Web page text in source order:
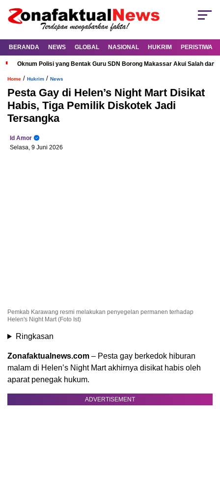
BERANDA NEWS GLOBAL NASIONAL HUKRIM PERISTIWA
Oknum Polisi yang Bentak Guru SDN Borong Makassar Akui Salah dan
Home / Hukrim / News
Pesta Gay di Helen’s Night Mart Disikat
Habis, Tiga Pemilik Diskotek Jadi
Tersangka
Id Amor
Selasa, 9 Juni 2026
Pemkab Karawang resmi melakukan penyegelan permanen terhadap
Helen's Night Mart (Foto Ist)
Ringkasan
Zonafaktualnews.com – Pesta gay berkedok hiburan
malam di Helen’s Night Mart akhirnya disikat habis oleh
aparat penegak hukum.
ADVERTISEMENT